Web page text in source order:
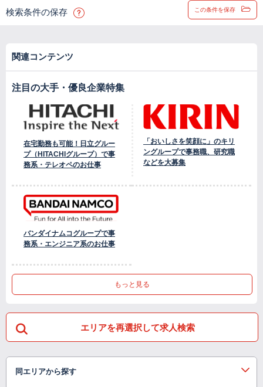
検索条件の保存 この条件を保存
関連コンテンツ
注目の大手・優良企業特集
在宅勤務も可能！日立グルー
プ（HITACHIグループ）で事
務系・テレオペのお仕事
「おいしさを笑顔に」のキリ
ングループで事務職、研究職
などを大募集
バンダイナムコグループで事
務系・エンジニア系のお仕事
もっと見る
エリアを再選択して求人検索
同エリアから探す